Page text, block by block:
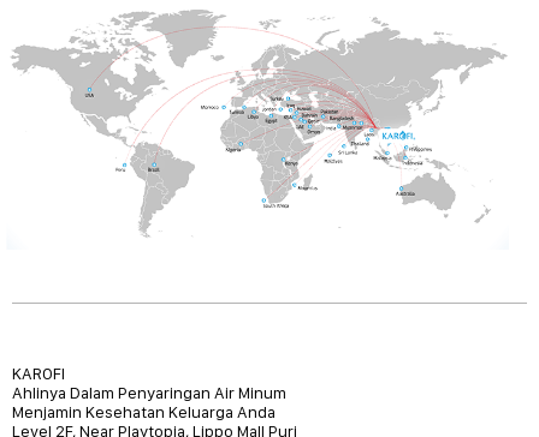
KAROFI
Ahlinya Dalam Penyaringan Air Minum
Menjamin Kesehatan Keluarga Anda
Level 2F, Near Playtopia, Lippo Mall Puri